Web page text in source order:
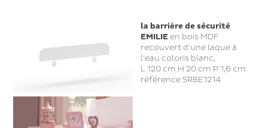
la barrière de sécurité
EMILIE en bois MDF
recouvert d'une laque à
l'eau coloris blanc,
L 120 cm H 20 cm P 1,6 cm
référence SRBE1214